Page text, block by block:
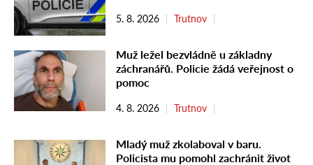
5. 8. 2026 Trutnov
Muž ležel bezvládně u základny
záchranářů. Policie žádá veřejnost o
pomoc
4. 8. 2026 Trutnov
Mladý muž zkolaboval v baru.
Policista mu pomohl zachránit život